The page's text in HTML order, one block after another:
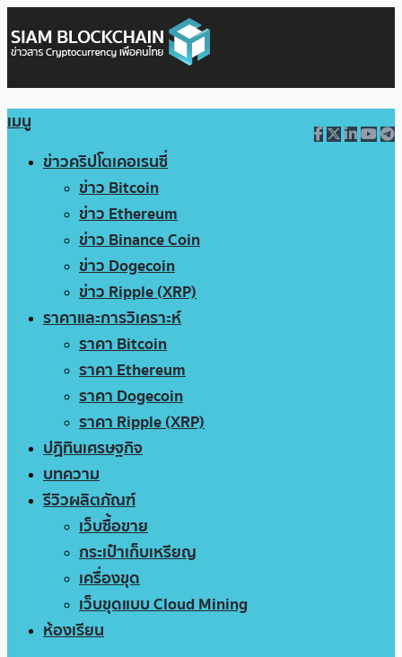
เมนู
ข่าวคริปโตเคอเรนซี่
ข่าว Bitcoin
ข่าว Ethereum
ข่าว Binance Coin
ข่าว Dogecoin
ข่าว Ripple (XRP)
ราคาและการวิเคราะห์
ราคา Bitcoin
ราคา Ethereum
ราคา Dogecoin
ราคา Ripple (XRP)
ปฏิทินเศรษฐกิจ
บทความ
รีวิวผลิตภัณฑ์
เว็บซื้อขาย
กระเป๋าเก็บเหรียญ
เครื่องขุด
เว็บขุดแบบ Cloud Mining
ห้องเรียน